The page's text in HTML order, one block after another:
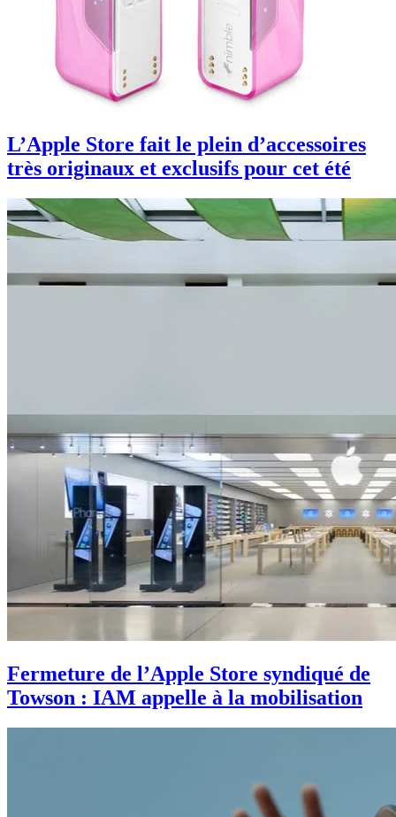
L’Apple Store fait le plein d’accessoires
très originaux et exclusifs pour cet été
Fermeture de l’Apple Store syndiqué de
Towson : IAM appelle à la mobilisation